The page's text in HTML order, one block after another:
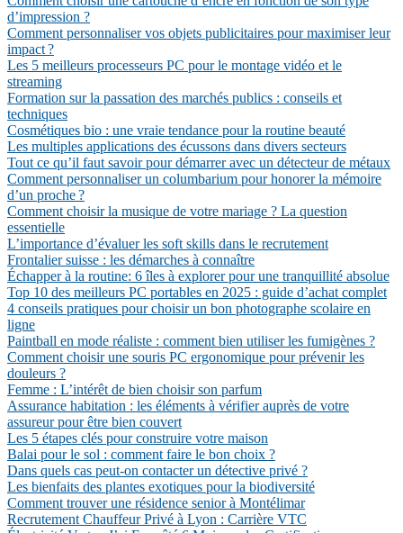
d’impression ?
Comment personnaliser vos objets publicitaires pour maximiser leur
impact ?
Les 5 meilleurs processeurs PC pour le montage vidéo et le
streaming
Formation sur la passation des marchés publics : conseils et
techniques
Cosmétiques bio : une vraie tendance pour la routine beauté
Les multiples applications des écussons dans divers secteurs
Tout ce qu’il faut savoir pour démarrer avec un détecteur de métaux
Comment personnaliser un columbarium pour honorer la mémoire
d’un proche ?
Comment choisir la musique de votre mariage ? La question
essentielle
L’importance d’évaluer les soft skills dans le recrutement
Frontalier suisse : les démarches à connaître
Échapper à la routine: 6 îles à explorer pour une tranquillité absolue
Top 10 des meilleurs PC portables en 2025 : guide d’achat complet
4 conseils pratiques pour choisir un bon photographe scolaire en
ligne
Paintball en mode réaliste : comment bien utiliser les fumigènes ?
Comment choisir une souris PC ergonomique pour prévenir les
douleurs ?
Femme : L’intérêt de bien choisir son parfum
Assurance habitation : les éléments à vérifier auprès de votre
assureur pour être bien couvert
Les 5 étapes clés pour construire votre maison
Balai pour le sol : comment faire le bon choix ?
Dans quels cas peut-on contacter un détective privé ?
Les bienfaits des plantes exotiques pour la biodiversité
Comment trouver une résidence senior à Montélimar
Recrutement Chauffeur Privé à Lyon : Carrière VTC